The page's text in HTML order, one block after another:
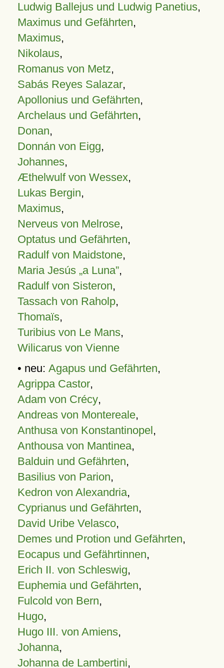
Ludwig Ballejus und Ludwig Panetius,
Maximus und Gefährten,
Maximus,
Nikolaus,
Romanus von Metz,
Sabás Reyes Salazar,
Apollonius und Gefährten,
Archelaus und Gefährten,
Donan,
Donnán von Eigg,
Johannes,
Æthelwulf von Wessex,
Lukas Bergin,
Maximus,
Nerveus von Melrose,
Optatus und Gefährten,
Radulf von Maidstone,
Maria Jesús „a Luna”,
Radulf von Sisteron,
Tassach von Raholp,
Thomaïs,
Turibius von Le Mans,
Wilicarus von Vienne
• neu: Agapus und Gefährten,
Agrippa Castor,
Adam von Crécy,
Andreas von Montereale,
Anthusa von Konstantinopel,
Anthousa von Mantinea,
Balduin und Gefährten,
Basilius von Parion,
Kedron von Alexandria,
Cyprianus und Gefährten,
David Uribe Velasco,
Demes und Protion und Gefährten,
Eocapus und Gefährtinnen,
Erich II. von Schleswig,
Euphemia und Gefährten,
Fulcold von Bern,
Hugo,
Hugo III. von Amiens,
Johanna,
Johanna de Lambertini,